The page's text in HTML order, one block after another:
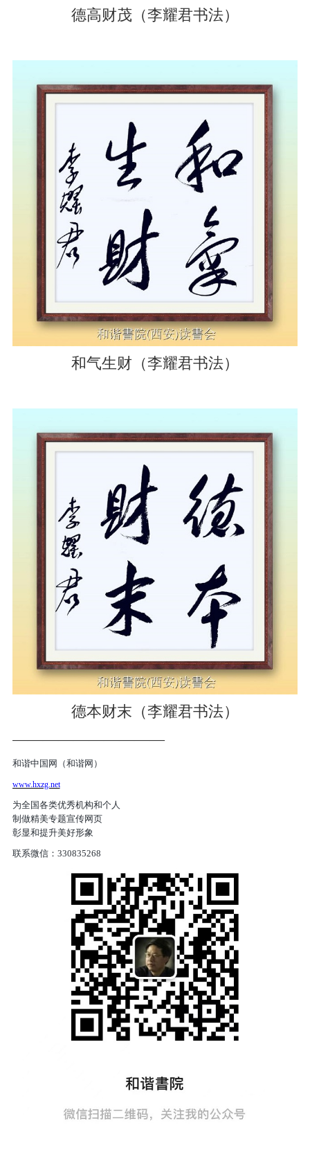
德高财茂（李耀君书法）
和气生财（李耀君书法）
德本财末（李耀君书法）
——————————
和谐中国网（和谐网）
www.hxzg.net
为全国各类优秀机构和个人
制做精美专题宣传网页
彰显和提升美好形象
联系微信： 330835268